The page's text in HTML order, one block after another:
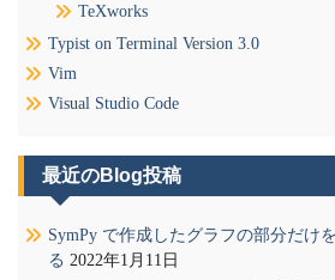
TeXworks
Typist on Terminal Version 3.0
Vim
Visual Studio Code
最近のBlog投稿
SymPy で作成したグラフの部分だけ
る 2022年1月11日